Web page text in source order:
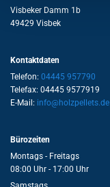
Visbeker Damm 1b
49429 Visbek
Kontaktdaten
Telefon: 04445 957790
Telefax: 04445 9577919
E-Mail: info@holzpellets.de
Bürozeiten
Montags - Freitags
08:00 Uhr - 17:00 Uhr